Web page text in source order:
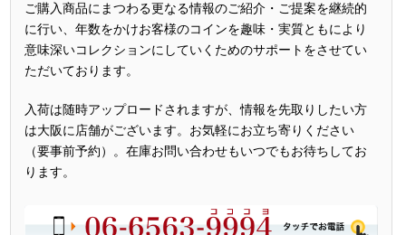
ご購入商品にまつわる更なる情報のご紹介・ご提案を継続的
に行い、年数をかけお客様のコインを趣味・実質ともにより
意味深いコレクションにしていくためのサポートをさせてい
ただいております。
入荷は随時アップロードされますが、情報を先取りしたい方
は大阪に店舗がございます。お気軽にお立ち寄りください
（要事前予約）。在庫お問い合わせもいつでもお待ちしてお
ります。